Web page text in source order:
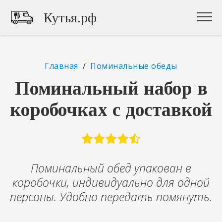
Кутья.рф
Главная / Поминальные обеды
Поминальный набор в
коробочках с доставкой
Поминальный обед упакован в
коробочки, индивидуально для одной
персоны. Удобно передать помянуть.